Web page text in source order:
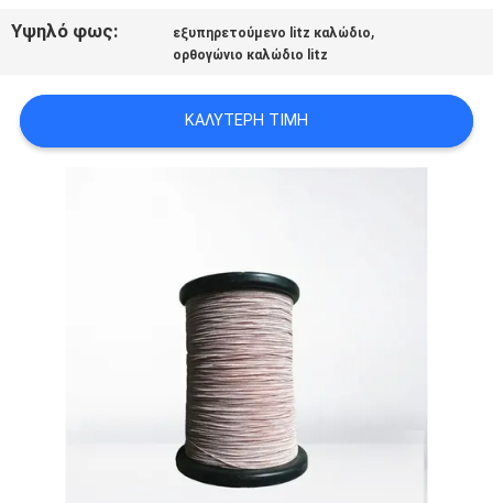
ΖΗΤΉΣΤΕ
ΑΠΌΣΠΑΣΜΑ
Υψηλό φως: εξυπηρετούμενο litz καλώδιο,
ορθογώνιο καλώδιο litz
ΚΑΛΎΤΕΡΗ ΤΙΜΉ